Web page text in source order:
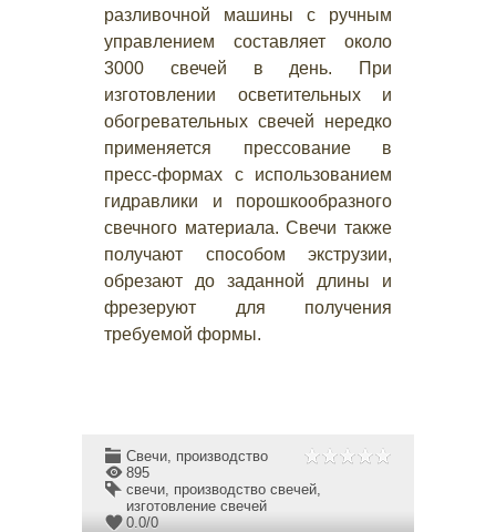
разливочной машины с ручным
управлением составляет около
3000 свечей в день. При
изготовлении осветительных и
обогревательных свечей нередко
применяется прессование в
пресс-формах с использованием
гидравлики и порошкообразного
свечного материала. Свечи также
получают способом экструзии,
обрезают до заданной длины и
фрезеруют для получения
требуемой формы.
Свечи, производство
895
свечи, производство свечей,
изготовление свечей
0.0/0